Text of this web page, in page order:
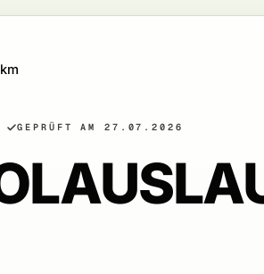
GEPRÜFT AM 27.07.2026